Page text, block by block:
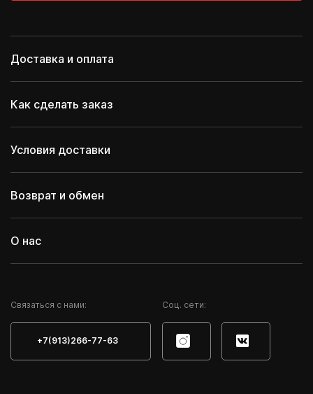
Доставка и оплата
Как сделать заказ
Условия доставки
Возврат и обмен
О нас
Cвязаться с нами:
+7(913)266-77-63
Соц. сети: